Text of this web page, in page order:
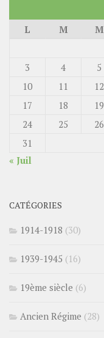
L
M M
3
4 5
10
11 12
17
18 19
24
25 26
31
« Juil
CATÉGORIES
1914-1918 (30)
1939-1945 (16)
19ème siècle (6)
Ancien Régime (28)